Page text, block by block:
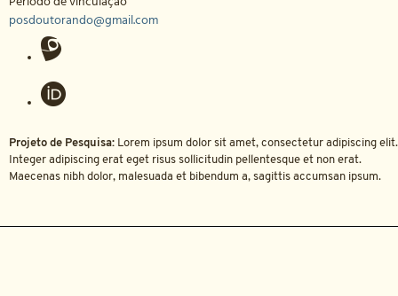
posdoutorando@gmail.com
Projeto de Pesquisa: Lorem ipsum dolor sit amet, consectetur adipiscing elit.
Integer adipiscing erat eget risus sollicitudin pellentesque et non erat.
Maecenas nibh dolor, malesuada et bibendum a, sagittis accumsan ipsum.